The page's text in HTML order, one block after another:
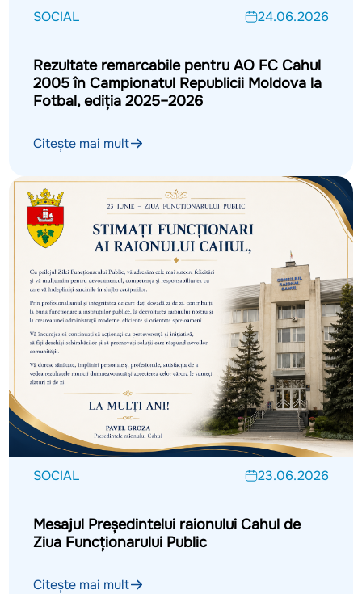
SOCIAL 24.06.2026
Rezultate remarcabile pentru AO FC Cahul
2005 în Campionatul Republicii Moldova la
Fotbal, ediția 2025–2026
Citește mai mult
SOCIAL 23.06.2026
Mesajul Președintelui raionului Cahul de
Ziua Funcționarului Public
Citește mai mult